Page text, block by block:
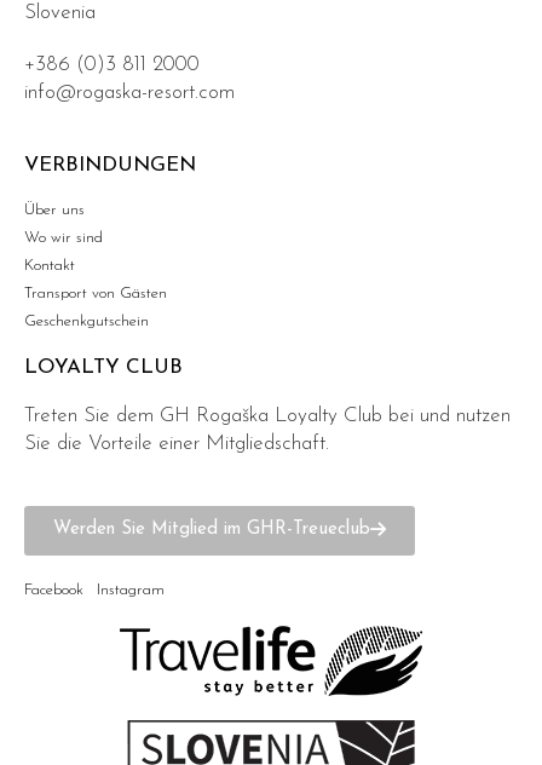
Slovenia
+386 (0)3 811 2000
info@rogaska-resort.com
VERBINDUNGEN
Über uns
Wo wir sind
Kontakt
Transport von Gästen
Geschenkgutschein
LOYALTY CLUB
Treten Sie dem GH Rogaška Loyalty Club bei und nutzen
Sie die Vorteile einer Mitgliedschaft.
Werden Sie Mitglied im GHR-Treueclub
Facebook Instagram